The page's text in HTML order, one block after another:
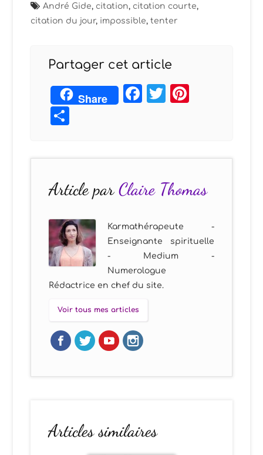
André Gide, citation, citation courte,
citation du jour, impossible,tenter
Partager cet article
Share Facebook
Twitter
Article parClaire Thomas
Karmathérapeute -
Enseignante spirituelle
- Medium -
Numerologue
Rédactrice en chef du site.
Voir tous mes articles
Articles similaires